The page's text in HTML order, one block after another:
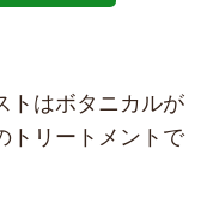
トはボタニカルが
トリートメントで